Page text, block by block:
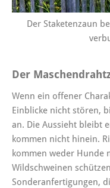
Der Staketenzaun
Der
Wenn ein offener
Einblicke nicht stören,
an. Die Aussieht bleibt
kommen nicht hinein.
kommen weder Hunde
Wildschweinen
Sonderanfertigungen,